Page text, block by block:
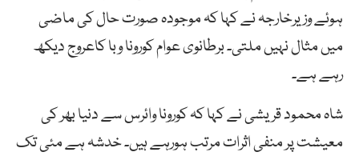
ہوئے وزیرخارجہ نے کہا کہ موجودہ صورت حال کی ماضی
میں مثال نہیں ملتی۔ برطانوی عوام کورونا وبا کاعروج دیکھ
رہے ہے۔
شاہ محمود قریشی نے کہا کہ کورونا وائرس سے دنیا بھر کی
معیشت پر منفی اثرات مرتب ہورہے ہیں۔ خدشہ ہے مئی تک